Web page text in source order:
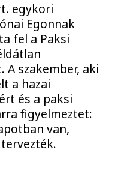
egykori
Egonnak
fel a Paksi
szakember, aki
a hazai
és a paksi
figyelmeztet:
van,